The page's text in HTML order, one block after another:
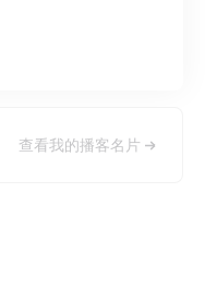
查看我的播客名片